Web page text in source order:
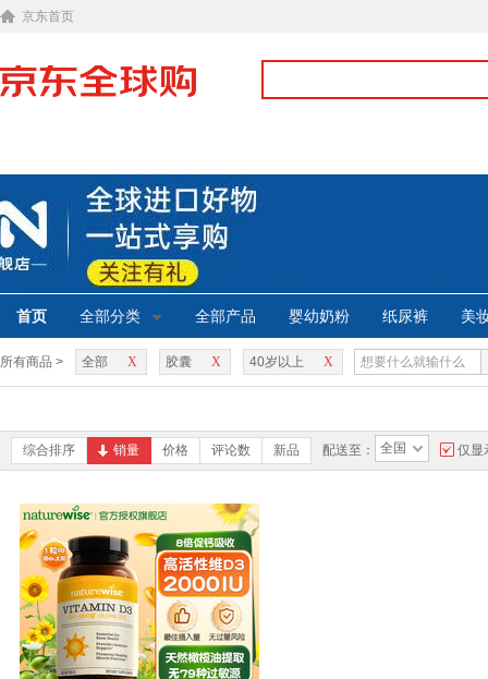
京东首页
首页 全部分类 全部产品 婴幼奶粉 纸尿裤 美
所有商品 > X
全部 X
胶囊 X
40岁以上
综合排序 销量 价格 评论数 新品 配送至： 全国 仅显